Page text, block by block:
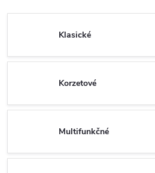
Klasické
Korzetové
Multifunkčné